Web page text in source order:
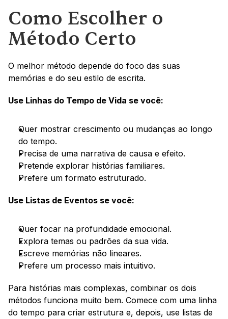
Como Escolher o
Método Certo
O melhor método depende do foco das suas
memórias e do seu estilo de escrita.
Use Linhas do Tempo de Vida se você:
Quer mostrar crescimento ou mudanças ao longo
do tempo.
Precisa de uma narrativa de causa e efeito.
Pretende explorar histórias familiares.
Prefere um formato estruturado.
Use Listas de Eventos se você:
Quer focar na profundidade emocional.
Explora temas ou padrões da sua vida.
Escreve memórias não lineares.
Prefere um processo mais intuitivo.
Para histórias mais complexas, combinar os dois
métodos funciona muito bem. Comece com uma linha
do tempo para criar estrutura e, depois, use listas de